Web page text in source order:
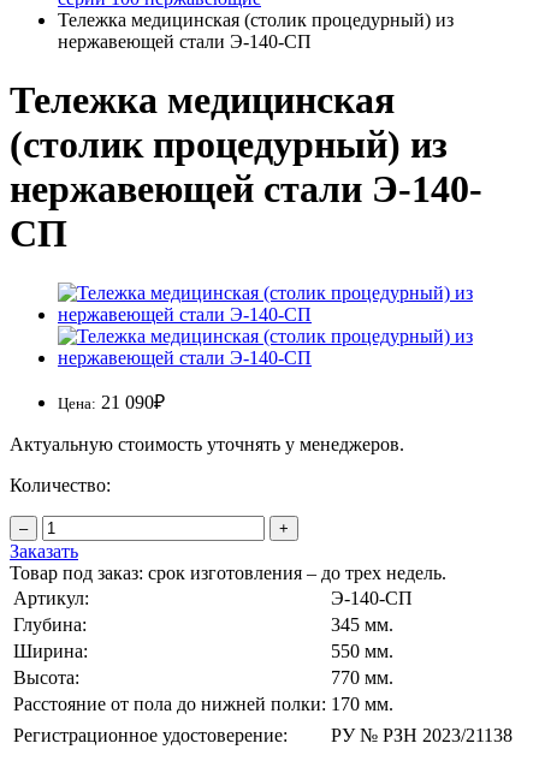
Тележка медицинская (столик процедурный) из
нержавеющей стали Э-140-СП
Тележка медицинская
(столик процедурный) из
нержавеющей стали Э-140-
СП
Цена: 21 090₽
Актуальную стоимость уточнять у менеджеров.
Количество:
– +
Заказать
Товар под заказ: срок изготовления – до трех недель.
Артикул:
Э-140-СП
Глубина:
345 мм.
Ширина:
550 мм.
Высота:
770 мм.
Расстояние от пола до нижней полки: 170 мм.
Регистрационное удостоверение:
РУ № РЗН 2023/21138